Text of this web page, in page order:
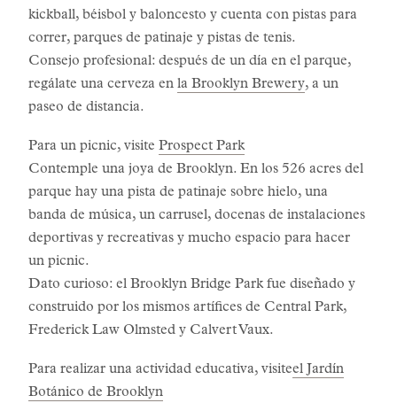
kickball, béisbol y baloncesto y cuenta con pistas para
correr, parques de patinaje y pistas de tenis.
Consejo profesional: después de un día en el parque,
regálate una cerveza en la Brooklyn Brewery, a un
paseo de distancia.
Para un picnic, visite Prospect Park
Contemple una joya de Brooklyn. En los 526 acres del
parque hay una pista de patinaje sobre hielo, una
banda de música, un carrusel, docenas de instalaciones
deportivas y recreativas y mucho espacio para hacer
un picnic.
Dato curioso: el Brooklyn Bridge Park fue diseñado y
construido por los mismos artífices de Central Park,
Frederick Law Olmsted y Calvert Vaux.
Para realizar una actividad educativa, visiteel Jardín
Botánico de Brooklyn